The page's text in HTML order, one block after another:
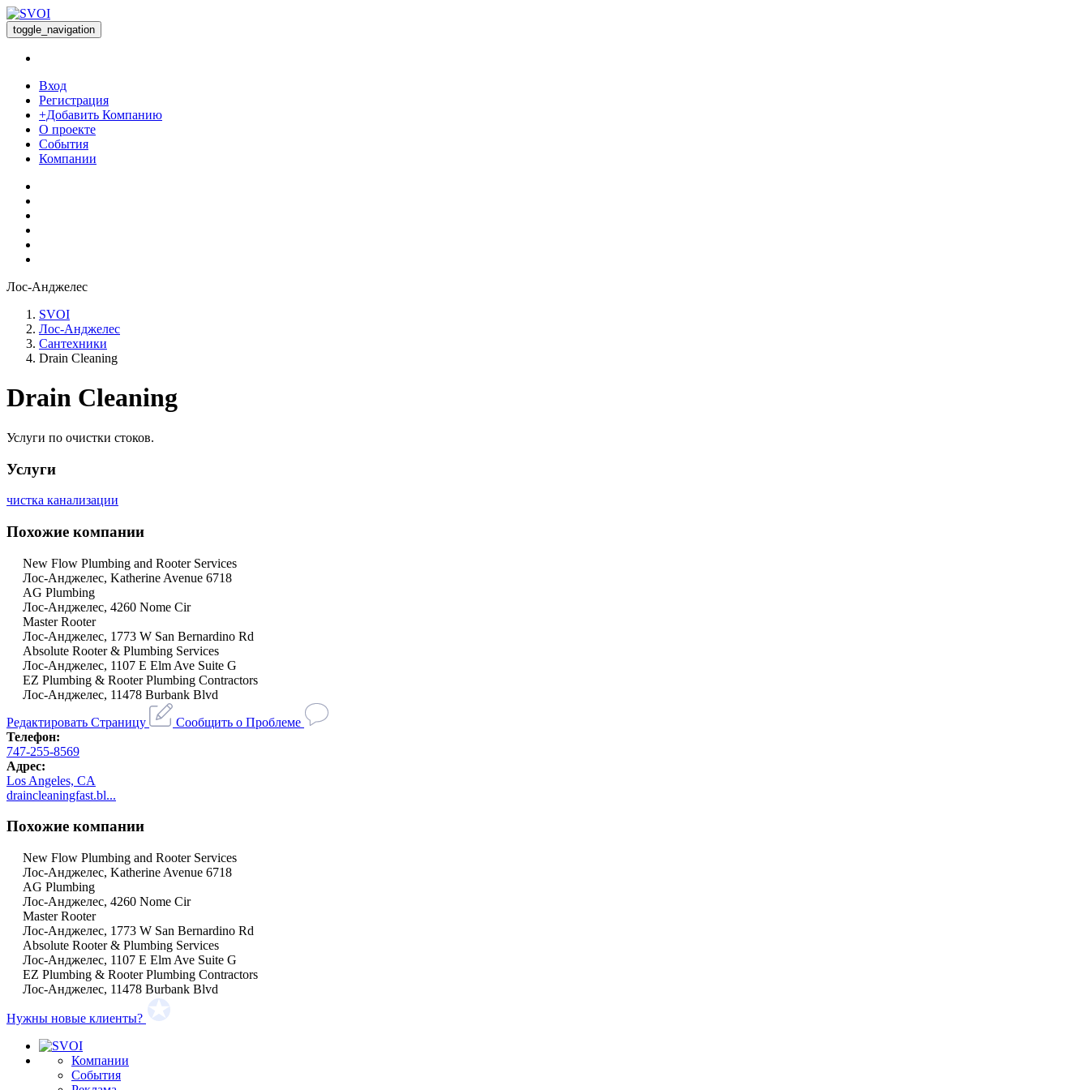
toggle_navigation
Вход
Регистрация
+Добавить Компанию
О проекте
События
Компании
Лос-Анджелес
SVOI
Лос-Анджелес
Сантехники
Drain Cleaning
Drain Cleaning
Услуги по очистки стоков.
Услуги
чистка канализации
Похожие компании
New Flow Plumbing and Rooter Services
Лос-Анджелес, Katherine Avenue 6718
AG Plumbing
Лос-Анджелес, 4260 Nome Cir
Master Rooter
Лос-Анджелес, 1773 W San Bernardino Rd
Absolute Rooter & Plumbing Services
Лос-Анджелес, 1107 E Elm Ave Suite G
EZ Plumbing & Rooter Plumbing Contractors
Лос-Анджелес, 11478 Burbank Blvd
Редактировать Страницу
Сообщить о Проблеме
Телефон:
747-255-8569
Адрес:
Los Angeles, CA
draincleaningfast.bl...
Похожие компании
New Flow Plumbing and Rooter Services
Лос-Анджелес, Katherine Avenue 6718
AG Plumbing
Лос-Анджелес, 4260 Nome Cir
Master Rooter
Лос-Анджелес, 1773 W San Bernardino Rd
Absolute Rooter & Plumbing Services
Лос-Анджелес, 1107 E Elm Ave Suite G
EZ Plumbing & Rooter Plumbing Contractors
Лос-Анджелес, 11478 Burbank Blvd
Нужны новые клиенты?
Компании
События